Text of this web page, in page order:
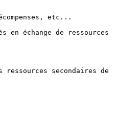
etc...
échange de ressources
secondaires de